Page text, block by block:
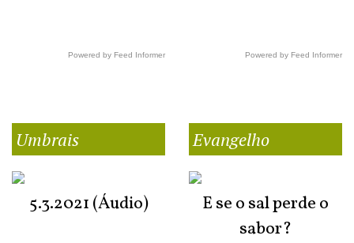
Powered by Feed Informer Powered by Feed Informer
Umbrais
5.3.2021 (Áudio)
Evangelho
E se o sal perde o
sabor?